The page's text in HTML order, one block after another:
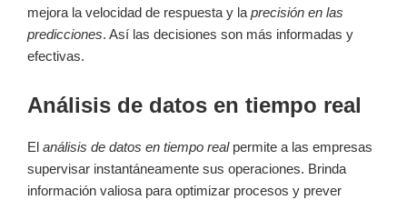
mejora la velocidad de respuesta y la precisión en las
predicciones. Así las decisiones son más informadas y
efectivas.
Análisis de datos en tiempo real
El análisis de datos en tiempo realpermite a las empresas
supervisar instantáneamente sus operaciones. Brinda
información valiosa para optimizar procesos y prever